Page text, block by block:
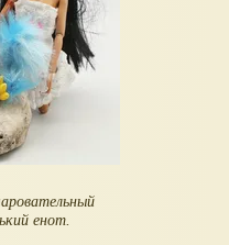
енот.